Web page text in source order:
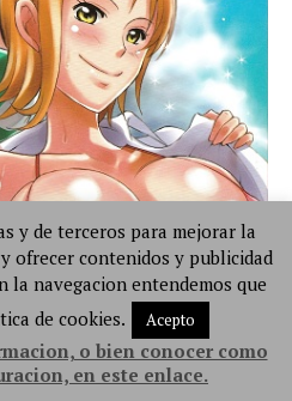
y de terceros para mejorar la
ofrecer contenidos y publicidad
la navegacion entendemos que
de cookies.
Acepto
o bien conocer como
en este enlace.